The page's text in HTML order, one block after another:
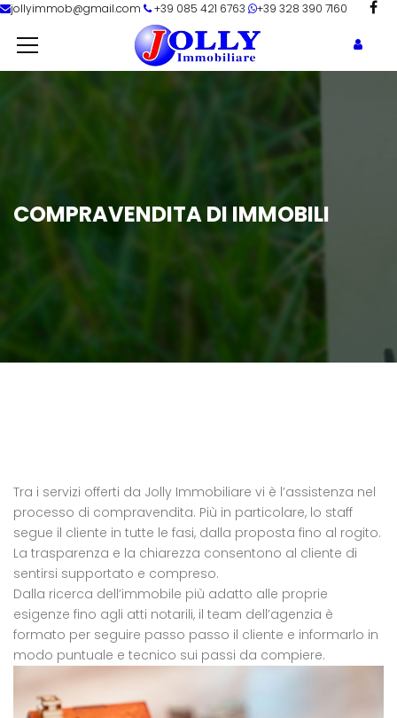
jollyimmob@gmail.com +39 085 421 6763 +39 328 390 7160
COMPRAVENDITA DI IMMOBILI
Tra i servizi offerti da Jolly Immobiliare vi è l’assistenza nel
processo di compravendita. Più in particolare, lo staff
segue il cliente in tutte le fasi, dalla proposta fino al rogito.
La trasparenza e la chiarezza consentono al cliente di
sentirsi supportato e compreso.
Dalla ricerca dell’immobile più adatto alle proprie
esigenze fino agli atti notarili, il team dell’agenzia è
formato per seguire passo passo il cliente e informarlo in
modo puntuale e tecnico sui passi da compiere.